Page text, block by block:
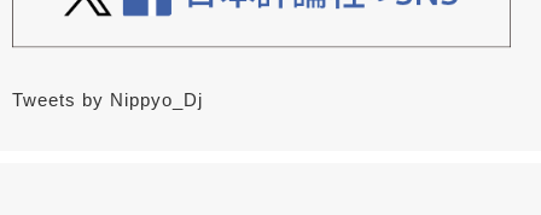
Tweets by Nippyo_Dj